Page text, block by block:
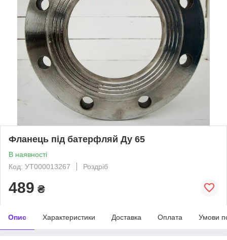
Фланець під батерфляй Ду 65
В наявності
Код: УТ000013267
Роздріб
489 ₴
Опис Характеристики Доставка Оплата Умови